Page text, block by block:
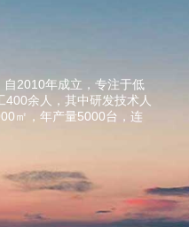
2010年成立，专注于低
余人，其中研发技术人
㎡，年产量5000台，连